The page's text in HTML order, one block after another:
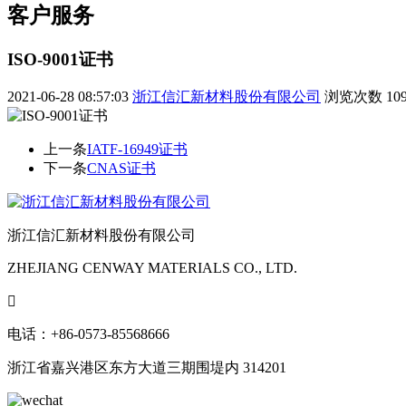
客户服务
ISO-9001证书
2021-06-28 08:57:03 浙江信汇新材料股份有限公司 浏览次数
上一条IATF-16949证书
下一条CNAS证书
浙江信汇新材料股份有限公司
ZHEJIANG CENWAY MATERIALS CO., LTD.

电话：+86-0573-85568666
浙江省嘉兴港区东方大道三期围堤内 314201